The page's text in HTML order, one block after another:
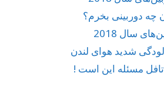
سال 2018
شدید هوای لندن
تافل مسئله این است !